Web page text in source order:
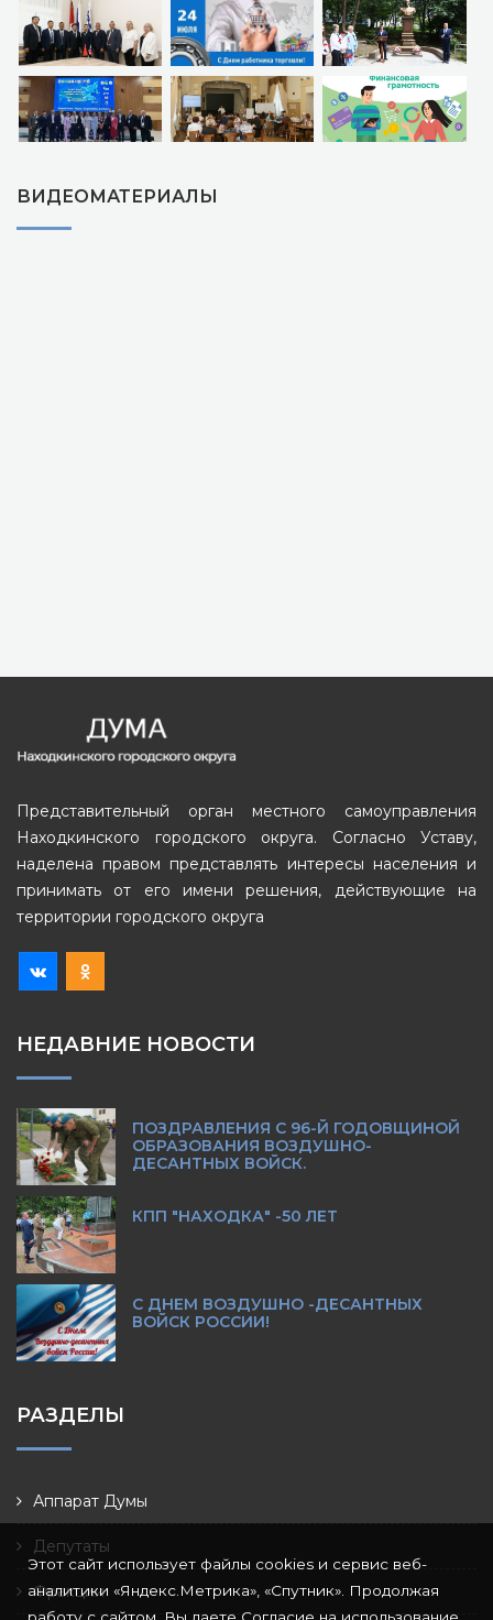
ВИДЕОМАТЕРИАЛЫ
Представительный орган местного самоуправления
Находкинского городского округа. Согласно Уставу,
наделена правом представлять интересы населения и
принимать от его имени решения, действующие на
территории городского округа
НЕДАВНИЕ НОВОСТИ
ПОЗДРАВЛЕНИЯ С 96-Й ГОДОВЩИНОЙ
ОБРАЗОВАНИЯ ВОЗДУШНО-
ДЕСАНТНЫХ ВОЙСК.
КПП "НАХОДКА" -50 ЛЕТ
С ДНЕМ ВОЗДУШНО -ДЕСАНТНЫХ
ВОЙСК РОССИИ!
РАЗДЕЛЫ
Аппарат Думы
Депутаты
Фракции
Этот сайт использует файлы cookies и сервис веб-
аналитики «Яндекс.Метрика», «Спутник». Продолжая